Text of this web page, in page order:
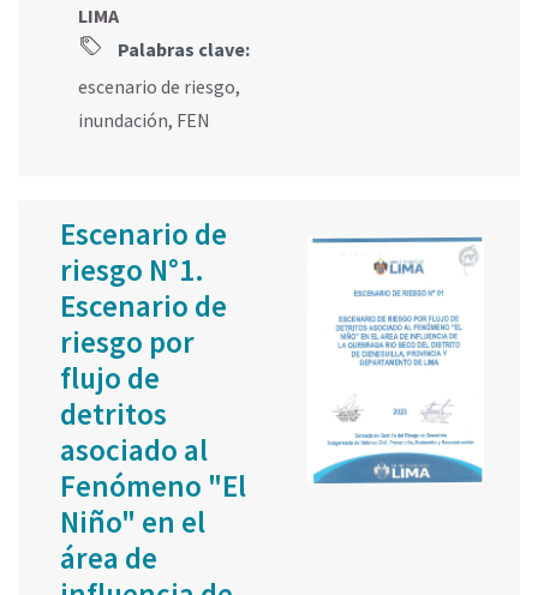
LIMA
Palabras clave:
escenario de riesgo,
inundación, FEN
Escenario de
riesgo N°1.
Escenario de
riesgo por
flujo de
detritos
asociado al
Fenómeno "El
Niño" en el
área de